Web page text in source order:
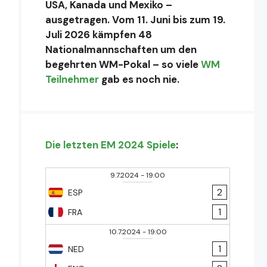
USA, Kanada und Mexiko –
ausgetragen. Vom 11. Juni bis zum 19.
Juli 2026 kämpfen 48
Nationalmannschaften um den
begehrten WM-Pokal – so vieleWM
Teilnehmer gab es noch nie.
Die letzten EM 2024 Spiele:
9.7.2024-19:00
ESP
FRA
2
1
10.7.2024-19:00
NED
1